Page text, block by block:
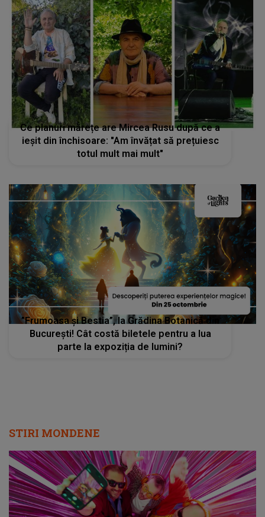
Ce planuri mărețe are Mircea Rusu după ce a
ieșit din închisoare: "Am învățat să prețuiesc
totul mult mai mult"
”Frumoasa și Bestia”, la Grădina Botanică din
București! Cât costă biletele pentru a lua
parte la expoziția de lumini?
STIRI MONDENE